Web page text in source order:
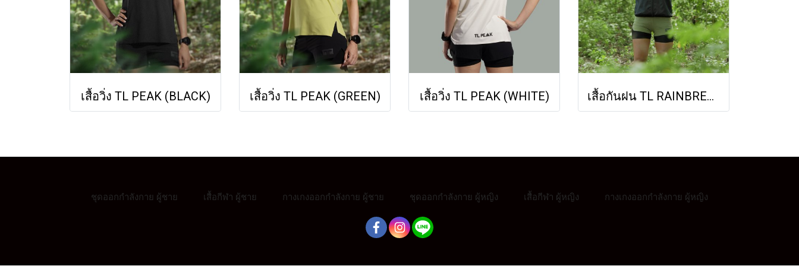
เสื้อวิ่ง TL PEAK (BLACK) เสื้อวิ่ง TL PEAK (GREEN) เสื้อวิ่ง TL PEAK (WHITE) เสื้อกันฝน TL RAINBREAKER
ชุดออกกำลังกาย ผู้ชาย เสื้อกีฬา ผู้ชาย กางเกงออกกำลังกาย ผู้ชาย ชุดออกกำลังกาย ผู้หญิง เสื้อกีฬา ผู้หญิง กางเกงออกกำลังกาย ผู้หญิง